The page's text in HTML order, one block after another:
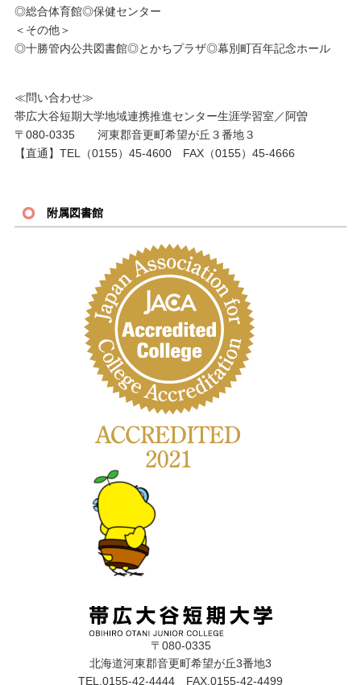
◎総合体育館◎保健センター
＜その他＞
◎十勝管内公共図書館◎とかちプラザ◎幕別町百年記念ホール
≪問い合わせ≫
帯広大谷短期大学地域連携推進センター生涯学習室／阿曽
〒080-0335 河東郡音更町希望が丘３番地３
【直通】TEL（0155）45-4600 FAX（0155）45-4666
附属図書館
〒080-0335
北海道河東郡音更町希望が丘3番地3
TEL.0155-42-4444 FAX.0155-42-4499